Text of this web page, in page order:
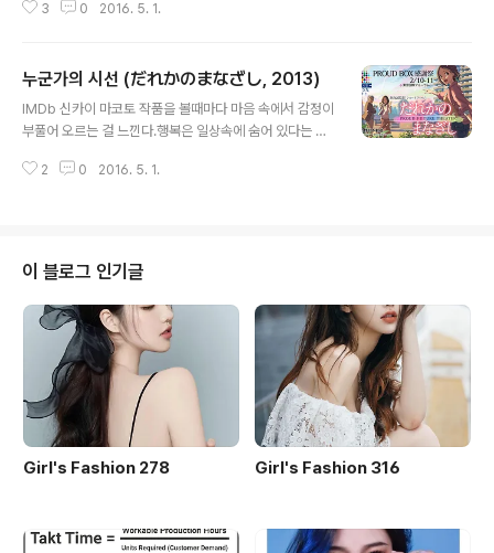
o no Mori the TV Series 감독 : 오쿠와키 마사하루
제작 : TV 토쿄 | TMS 엔터테인먼트 (구 토쿄 무비) | 쇼각
칸 (소학관) 저작권 : ⓒ 高橋留美子劇場製作委員会／
テレビ東京 장르 : 미스테리 | 호러물 | 드라마 제작년도 :
총화수 : 25분 X 11회 제작국 : 일본 인어와 영생에 대한
3 0 2016. 5. 1.
누군가의 시선 (だれかのまなざし, 2013)
IMDb 신카이 마코토 작품을 볼때마다 마음 속에서 감정이
부풀어 오르는 걸 느낀다.행복은 일상속에 숨어 있다는 것
2 0 2016. 5. 1.
이 블로그 인기글
Girl's Fashion 278 Girl's Fashion 316